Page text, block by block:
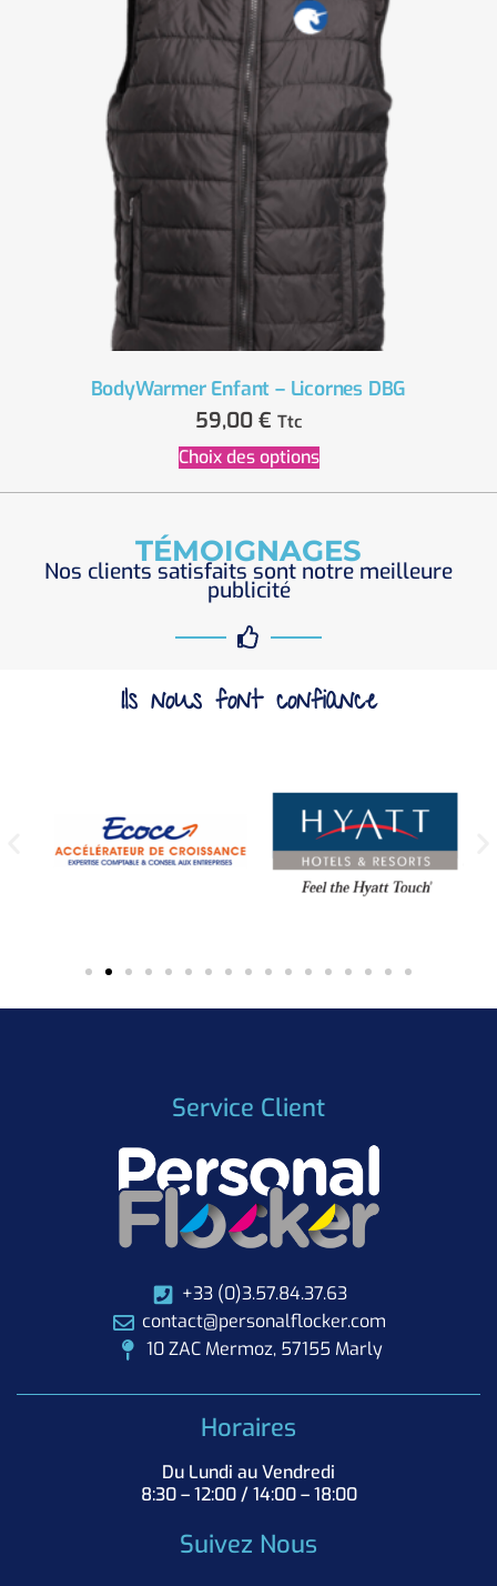
BodyWarmer Enfant – Licornes DBG
59,00 € Ttc
Choix des options
TÉMOIGNAGES
Nos clients satisfaits sont notre meilleure
publicité
Ils nous font confiance
Service Client
+33 (0)3.57.84.37.63
contact@personalflocker.com
10 ZAC Mermoz, 57155 Marly
Horaires
Du Lundi au Vendredi
8:30 – 12:00 / 14:00 – 18:00
Suivez Nous